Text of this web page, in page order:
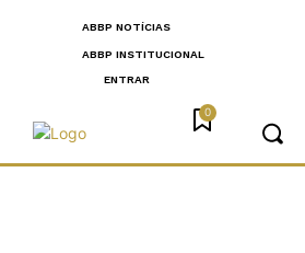
ABBP NOTÍCIAS
ABBP INSTITUCIONAL
ENTRAR
0